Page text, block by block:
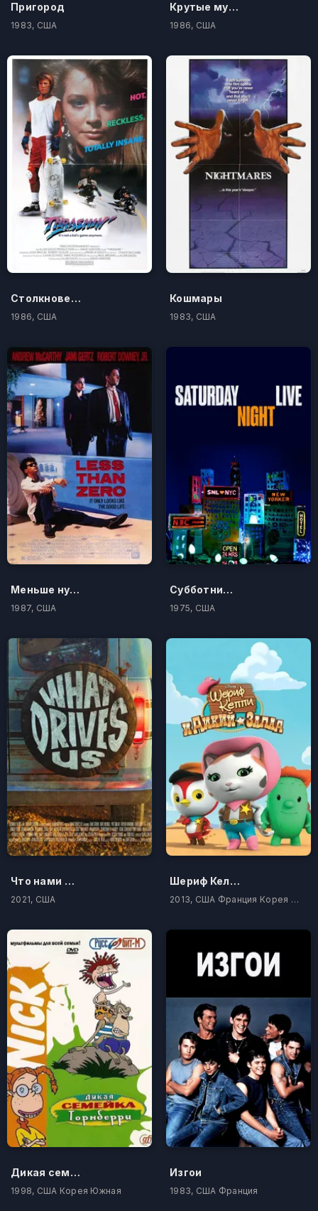
Пригород
1983, США
Крутые мужики
1986, США
Столкновение
1986, США
Кошмары
1983, США
Меньше нуля
1987, США
Субботним вечером в прямом эфире
1975, США
Что нами движет
2021, США
Шериф Келли и Дикий Запад
2013, США Франция Корея Южная
Дикая семейка Торнберри
1998, США Корея Южная
Изгои
1983, США Франция